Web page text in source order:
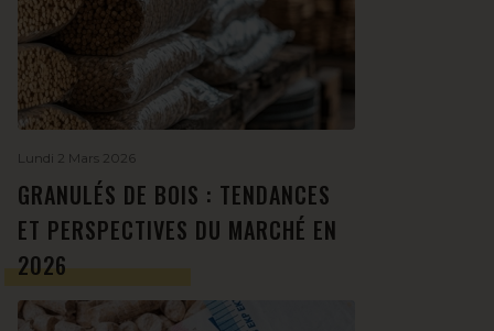
Lundi 2 Mars 2026
GRANULÉS DE BOIS : TENDANCES
ET PERSPECTIVES DU MARCHÉ EN
2026